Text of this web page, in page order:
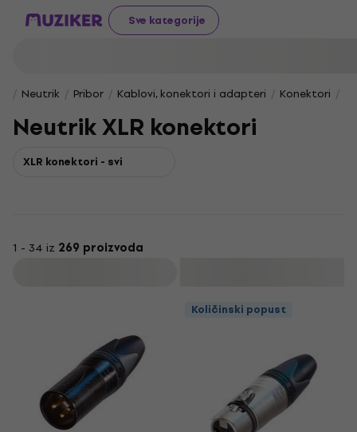
Sve kategorije
Neutrik Pribor Kablovi, konektori i adapteri Konektori
Neutrik XLR konektori
XLR konektori - svi
1 - 34 iz 269 proizvoda
Količinski popust